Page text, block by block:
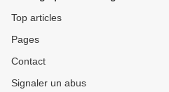
Top articles
Pages
Contact
Signaler un abus